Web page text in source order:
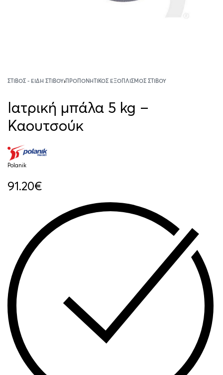
ΣΤΊΒΟΣ - ΕΊΔΗ ΣΤΊΒΟΥ› ΠΡΟΠΟΝΗΤΙΚΌΣ ΕΞΟΠΛΙΣΜΌΣ ΣΤΊΒΟΥ
Ιατρική μπάλα 5 kg –
Καουτσούκ
Polanik
91.20€